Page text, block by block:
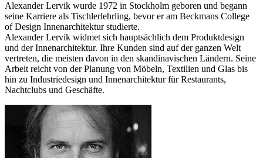
Alexander Lervik wurde 1972 in Stockholm geboren und begann
seine Karriere als Tischlerlehrling, bevor er am Beckmans College
of Design Innenarchitektur studierte.
Alexander Lervik widmet sich hauptsächlich dem Produktdesign
und der Innenarchitektur. Ihre Kunden sind auf der ganzen Welt
vertreten, die meisten davon in den skandinavischen Ländern. Seine
Arbeit reicht von der Planung von Möbeln, Textilien und Glas bis
hin zu Industriedesign und Innenarchitektur für Restaurants,
Nachtclubs und Geschäfte.